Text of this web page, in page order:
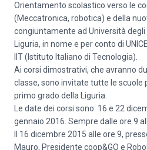
Orientamento scolastico verso le
(Meccatronica, robotica) e della
congiuntamente ad Università degli
Liguria, in nome e per conto di
IIT (Istituto Italiano di Tecnologia).
Ai corsi dimostrativi, che avranno
classe, sono invitate tutte le scuole
primo grado della Liguria.
Le date dei corsi sono: 16 e 22
gennaio 2016. Sempre dalle ore 9
Il 16 dicembre 2015 alle ore 9,
Mauro, Presidente coop&GO e